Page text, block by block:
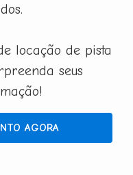
locação de pista
seus
AGORA